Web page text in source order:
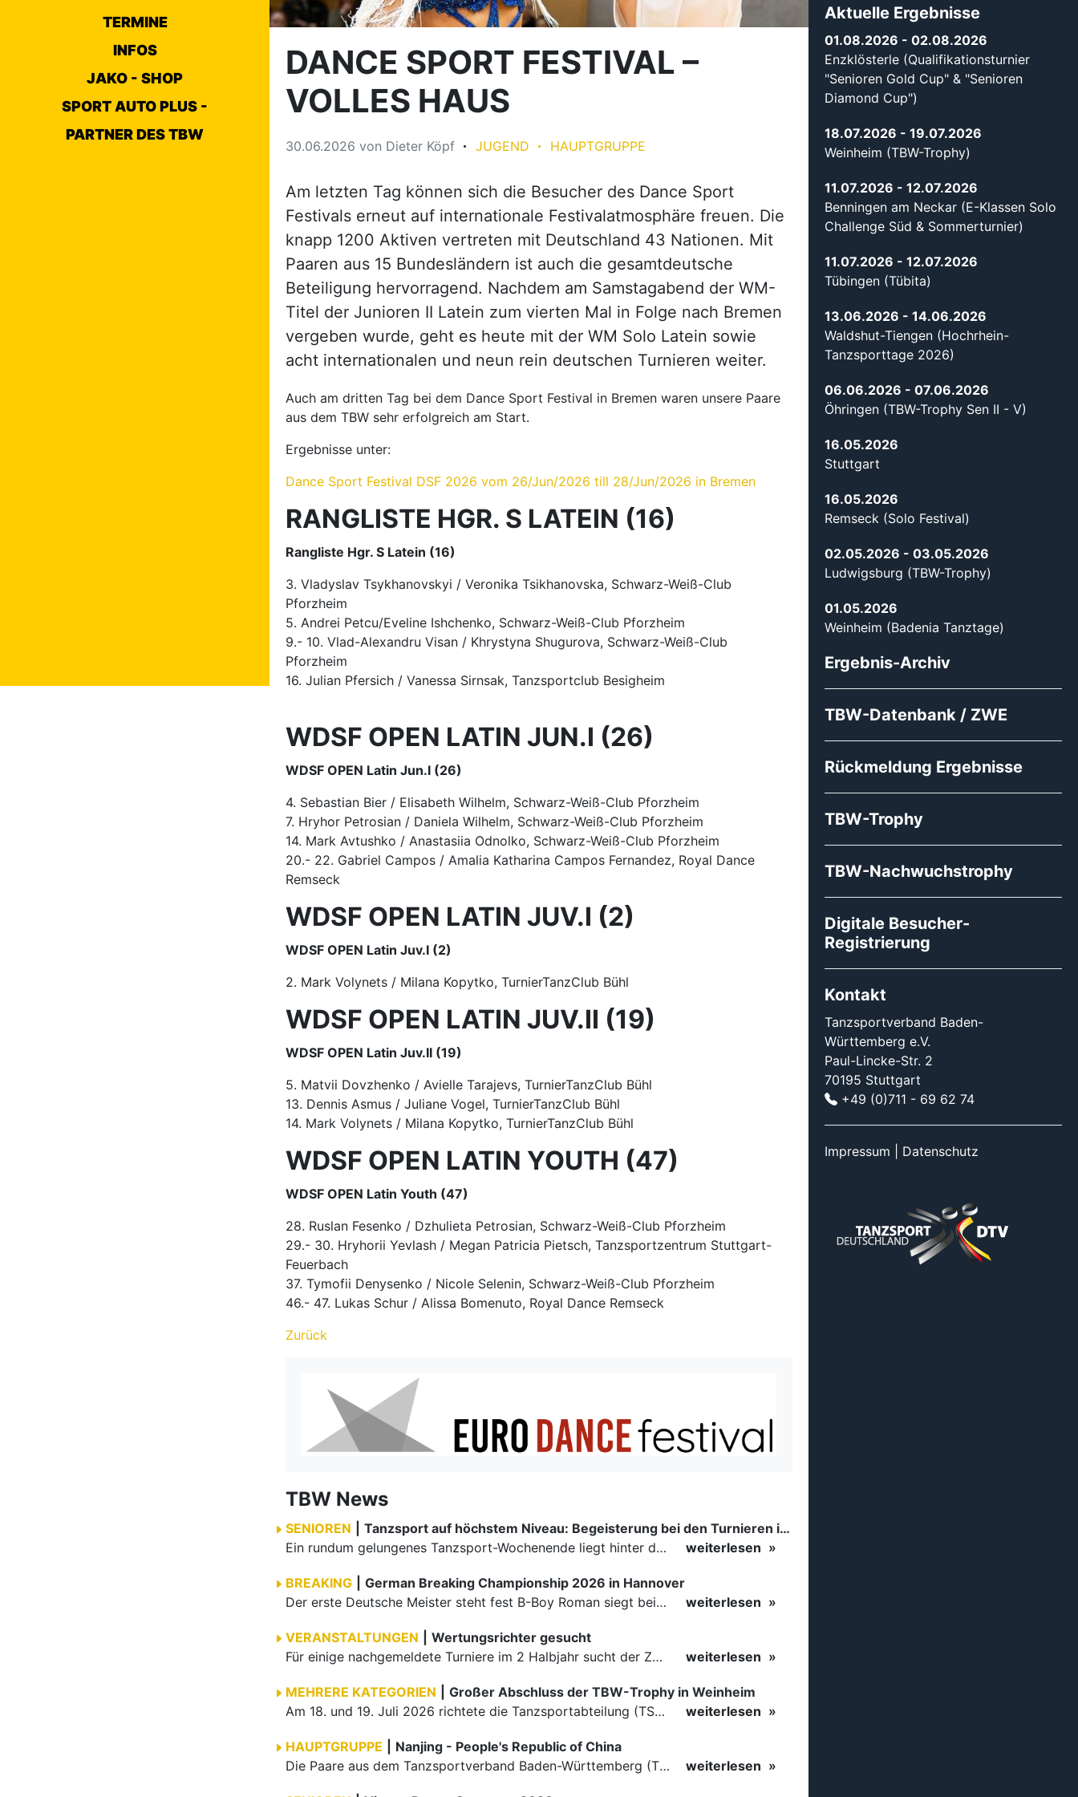
TERMINE
INFOS
JAKO - SHOP
SPORT AUTO PLUS -
PARTNER DES TBW
DANCE SPORT FESTIVAL –
VOLLES HAUS
30.06.2026 von Dieter Köpf JUGEND HAUPTGRUPPE
Am letzten Tag können sich die Besucher des Dance Sport
Festivals erneut auf internationale Festivalatmosphäre freuen. Die
knapp 1200 Aktiven vertreten mit Deutschland 43 Nationen. Mit
Paaren aus 15 Bundesländern ist auch die gesamtdeutsche
Beteiligung hervorragend. Nachdem am Samstagabend der WM-
Titel der Junioren II Latein zum vierten Mal in Folge nach Bremen
vergeben wurde, geht es heute mit der WM Solo Latein sowie
acht internationalen und neun rein deutschen Turnieren weiter.
Auch am dritten Tag bei dem Dance Sport Festival in Bremen waren unsere Paare
aus dem TBW sehr erfolgreich am Start.
Ergebnisse unter:
Dance Sport Festival DSF 2026 vom 26/Jun/2026 till 28/Jun/2026 in Bremen
RANGLISTE HGR. S LATEIN (16)
Rangliste Hgr. S Latein (16)
3. Vladyslav Tsykhanovskyi / Veronika Tsikhanovska, Schwarz-Weiß-Club
Pforzheim
5. Andrei Petcu/Eveline Ishchenko, Schwarz-Weiß-Club Pforzheim
9.- 10. Vlad-Alexandru Visan / Khrystyna Shugurova, Schwarz-Weiß-Club
Pforzheim
16. Julian Pfersich / Vanessa Sirnsak, Tanzsportclub Besigheim
WDSF OPEN LATIN JUN.I (26)
WDSF OPEN Latin Jun.I (26)
4. Sebastian Bier / Elisabeth Wilhelm, Schwarz-Weiß-Club Pforzheim
7. Hryhor Petrosian / Daniela Wilhelm, Schwarz-Weiß-Club Pforzheim
14. Mark Avtushko / Anastasiia Odnolko, Schwarz-Weiß-Club Pforzheim
20.- 22. Gabriel Campos / Amalia Katharina Campos Fernandez, Royal Dance
Remseck
WDSF OPEN LATIN JUV.I (2)
WDSF OPEN Latin Juv.I (2)
2. Mark Volynets / Milana Kopytko, TurnierTanzClub Bühl
WDSF OPEN LATIN JUV.II (19)
WDSF OPEN Latin Juv.II (19)
5. Matvii Dovzhenko / Avielle Tarajevs, TurnierTanzClub Bühl
13. Dennis Asmus / Juliane Vogel, TurnierTanzClub Bühl
14. Mark Volynets / Milana Kopytko, TurnierTanzClub Bühl
WDSF OPEN LATIN YOUTH (47)
WDSF OPEN Latin Youth (47)
28. Ruslan Fesenko / Dzhulieta Petrosian, Schwarz-Weiß-Club Pforzheim
29.- 30. Hryhorii Yevlash / Megan Patricia Pietsch, Tanzsportzentrum Stuttgart-
Feuerbach
37. Tymofii Denysenko / Nicole Selenin, Schwarz-Weiß-Club Pforzheim
46.- 47. Lukas Schur / Alissa Bomenuto, Royal Dance Remseck
Zurück
TBW News
SENIOREN
Tanzsport auf höchstem Niveau: Begeisterung bei den Turnieren in…
Ein rundum gelungenes Tanzsport-Wochenende liegt hinter den Paaren und Organisatoren in Enzklösterle. Am 1. und 2. August 2026 verwandelte sich die Festhalle wieder in einen lebendigen Mittelpunkt des…
weiterlesen
BREAKING
German Breaking Championship 2026 in Hannover
Der erste Deutsche Meister steht fest B-Boy Roman siegt bei den Juniors
weiterlesen
VERANSTALTUNGEN
Wertungsrichter gesucht
Für einige nachgemeldete Turniere im 2 Halbjahr sucht der ZWE noch Wertungsrichter.
weiterlesen
MEHRERE KATEGORIEN
Großer Abschluss der TBW-Trophy in Weinheim
Am 18. und 19. Juli 2026 richtete die Tanzsportabteilung (TSA) der TSG 1862 Weinheim das Abschlussturnier der diesjährigen TBW-Trophy-Serie aus. Zum traditionellen Saisonfinale kamen rund 400 Starts über…
weiterlesen
HAUPTGRUPPE
Nanjing - People's Republic of China
Die Paare aus dem Tanzsportverband Baden-Württemberg (TBW) haben beim hochklassig besetzten WDSF GrandSlam im chinesischen Nanjing wieder einmal auf internationalem Top-Niveau geglänzt. Das…
weiterlesen
Aktuelle Ergebnisse
01.08.2026 - 02.08.2026
Enzklösterle (Qualifikationsturnier
"Senioren Gold Cup" & "Senioren
Diamond Cup")
18.07.2026 - 19.07.2026
Weinheim (TBW-Trophy)
11.07.2026 - 12.07.2026
Benningen am Neckar (E-Klassen Solo
Challenge Süd & Sommerturnier)
11.07.2026 - 12.07.2026
Tübingen (Tübita)
13.06.2026 - 14.06.2026
Waldshut-Tiengen (Hochrhein-
Tanzsporttage 2026)
06.06.2026 - 07.06.2026
Öhringen (TBW-Trophy Sen II - V)
16.05.2026
Stuttgart
16.05.2026
Remseck (Solo Festival)
02.05.2026 - 03.05.2026
Ludwigsburg (TBW-Trophy)
01.05.2026
Weinheim (Badenia Tanztage)
Ergebnis-Archiv
TBW-Datenbank / ZWE
Rückmeldung Ergebnisse
TBW-Trophy
TBW-Nachwuchstrophy
Digitale Besucher-
Registrierung
Kontakt
Tanzsportverband Baden-
Württemberg e.V.
Paul-Lincke-Str. 2
70195 Stuttgart
+49 (0)711 - 69 62 74
Impressum Datenschutz